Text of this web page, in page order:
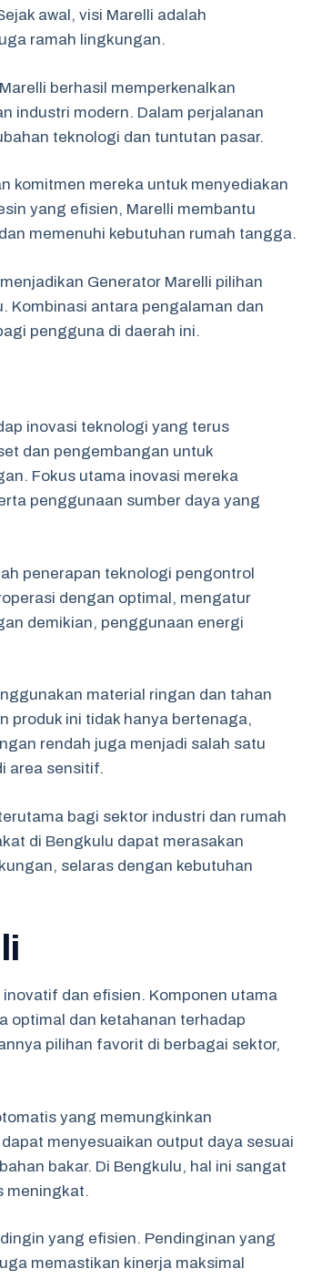
awal, visi Marelli adalah
ramah lingkungan.
berhasil memperkenalkan
industri modern. Dalam perjalanan
teknologi dan tuntutan pasar.
komitmen mereka untuk menyediakan
yang efisien, Marelli membantu
memenuhi kebutuhan rumah tangga.
Generator Marelli pilihan
Kombinasi antara pengalaman dan
pengguna di daerah ini.
inovasi teknologi yang terus
dan pengembangan untuk
Fokus utama inovasi mereka
penggunaan sumber daya yang
penerapan teknologi pengontrol
dengan optimal, mengatur
demikian, penggunaan energi
material ringan dan tahan
produk ini tidak hanya bertenaga,
rendah juga menjadi salah satu
area sensitif.
bagi sektor industri dan rumah
di Bengkulu dapat merasakan
selaras dengan kebutuhan
dan efisien. Komponen utama
optimal dan ketahanan terhadap
pilihan favorit di berbagai sektor,
yang memungkinkan
menyesuaikan output daya sesuai
bakar. Di Bengkulu, hal ini sangat
meningkat.
yang efisien. Pendinginan yang
memastikan kinerja maksimal